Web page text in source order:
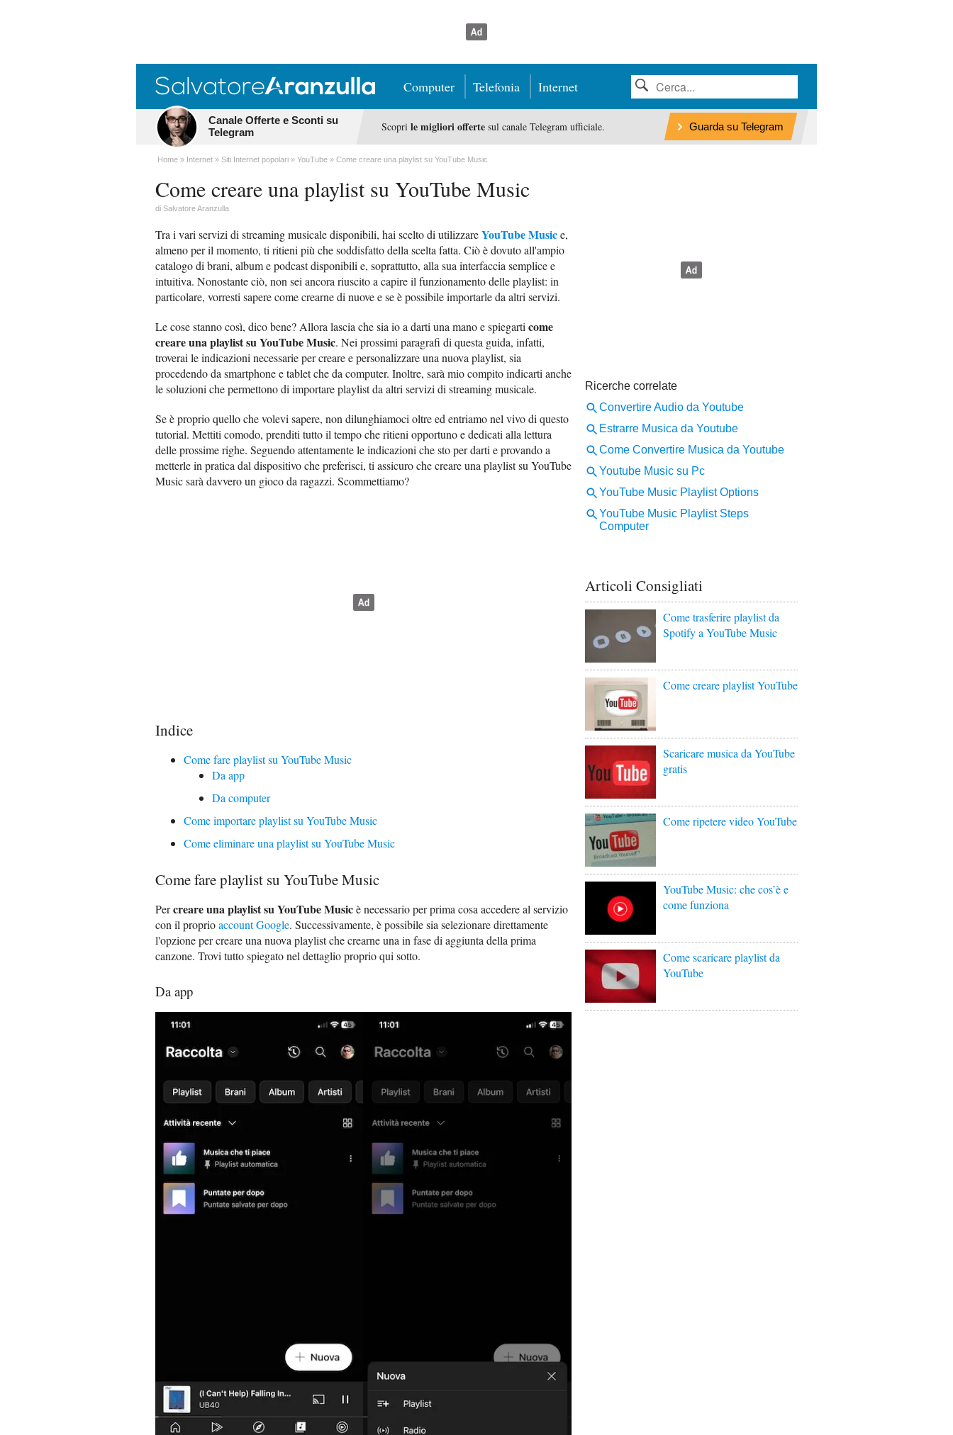
Computer Telefonia Internet
Canale Offerte e Sconti su
Telegram
Scopri le migliori offertesul canale Telegram ufficiale. Guarda su Telegram
Home Internet Siti Internet popolari YouTube Come creare una playlist su YouTube Music
Come creare una playlist su YouTube Music
di Salvatore Aranzulla
Tra i vari servizi di streaming musicale disponibili, hai scelto di utilizzareYouTube Musice,
almeno per il momento, ti ritieni più che soddisfatto della scelta fatta. Ciò è dovuto all'ampio
catalogo di brani, album e podcast disponibili e, soprattutto, alla sua interfaccia semplice e
intuitiva. Nonostante ciò, non sei ancora riuscito a capire il funzionamento delle playlist: in
particolare, vorresti sapere come crearne di nuove e se è possibile importarle da altri servizi.
Le cose stanno così, dico bene? Allora lascia che sia io a darti una mano e spiegarti come
creare una playlist su YouTube Music. Nei prossimi paragrafi di questa guida, infatti,
troverai le indicazioni necessarie per creare e personalizzare una nuova playlist, sia
procedendo da smartphone e tablet che da computer. Inoltre, sarà mio compito indicarti anche
le soluzioni che permettono di importare playlist da altri servizi di streaming musicale.
Se è proprio quello che volevi sapere, non dilunghiamoci oltre ed entriamo nel vivo di questo
tutorial. Mettiti comodo, prenditi tutto il tempo che ritieni opportuno e dedicati alla lettura
delle prossime righe. Seguendo attentamente le indicazioni che sto per darti e provando a
metterle in pratica dal dispositivo che preferisci, ti assicuro che creare una playlist su YouTube
Music sarà davvero un gioco da ragazzi. Scommettiamo?
Indice
Come fare playlist su YouTube Music
Da app
Da computer
Come importare playlist su YouTube Music
Come eliminare una playlist su YouTube Music
Come fare playlist su YouTube Music
Percreare una playlist su YouTube Musicè necessario per prima cosa accedere al servizio
con il proprioaccount Google. Successivamente, è possibile sia selezionare direttamente
l'opzione per creare una nuova playlist che crearne una in fase di aggiunta della prima
canzone. Trovi tutto spiegato nel dettaglio proprio qui sotto.
Da app
Articoli Consigliati
Come trasferire playlist da
Spotify a YouTube Music
Come creare playlist YouTube
Scaricare musica da YouTube
gratis
Come ripetere video YouTube
YouTube Music: che cos’è e
come funziona
Come scaricare playlist da
YouTube